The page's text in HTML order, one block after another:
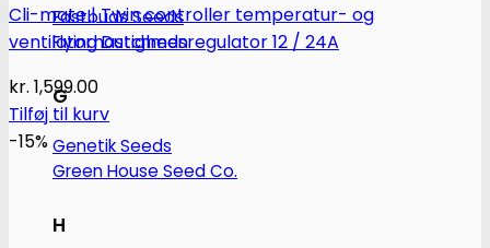
Fastbuds Seeds
Flying Dutchmen
G
Genetik Seeds
Green House Seed Co.
H
Cli-mate | Twin controller temperatur- og
ventilatorhastighedsregulator 12 / 24A
kr. 1,599.00
Tilføj til kurv
-15%